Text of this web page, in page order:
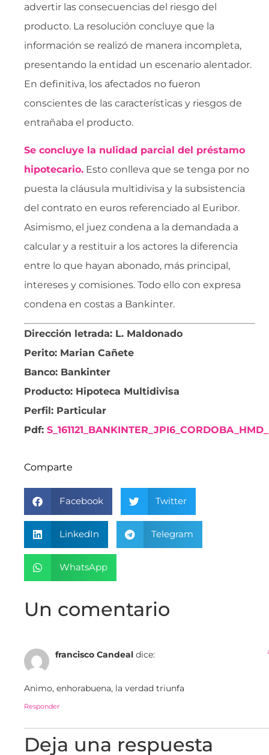
advertir las consecuencias del riesgo del
producto. La resolución concluye que la
información se realizó de manera incompleta,
presentando la entidad un escenario alentador.
En definitiva, los afectados no fueron
conscientes de las características y riesgos de
entrañaba el producto.
Se concluye la nulidad parcial del préstamo
hipotecario. Esto conlleva que se tenga por no
puesta la cláusula multidivisa y la subsistencia
del contrato en euros referenciado al Euribor.
Asimismo, el juez condena a la demandada a
calcular y a restituir a los actores la diferencia
entre lo que hayan abonado, más principal,
intereses y comisiones. Todo ello con expresa
condena en costas a Bankinter.
Dirección letrada: L. Maldonado
Perito: Marian Cañete
Banco: Bankinter
Producto: Hipoteca Multidivisa
Perfil: Particular
Pdf:
Comparte
Facebook Twitter
LinkedIn Telegram
WhatsApp
Un comentario
francisco Candeal dice:
Animo, enhorabuena, la verdad triunfa
Responder
Deja una respuesta